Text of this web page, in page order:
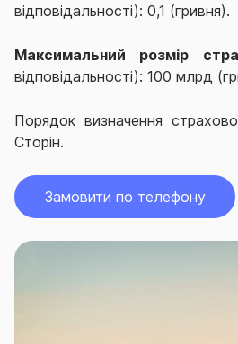
відповідальності): 0,1 (гривня).
Максимальний розмір
відповідальності): 100 млрд
Порядок визначення
Сторін.
Замовити по телефону